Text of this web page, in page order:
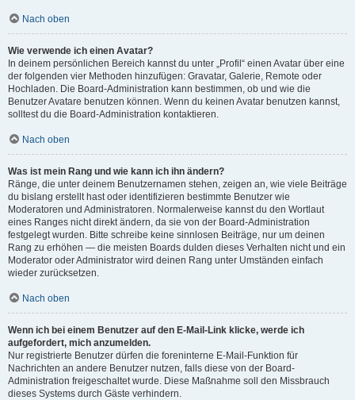
Nach oben
Wie verwende ich einen Avatar?
In deinem persönlichen Bereich kannst du unter „Profil“ einen Avatar über eine
der folgenden vier Methoden hinzufügen: Gravatar, Galerie, Remote oder
Hochladen. Die Board-Administration kann bestimmen, ob und wie die
Benutzer Avatare benutzen können. Wenn du keinen Avatar benutzen kannst,
solltest du die Board-Administration kontaktieren.
Nach oben
Was ist mein Rang und wie kann ich ihn ändern?
Ränge, die unter deinem Benutzernamen stehen, zeigen an, wie viele Beiträge
du bislang erstellt hast oder identifizieren bestimmte Benutzer wie
Moderatoren und Administratoren. Normalerweise kannst du den Wortlaut
eines Ranges nicht direkt ändern, da sie von der Board-Administration
festgelegt wurden. Bitte schreibe keine sinnlosen Beiträge, nur um deinen
Rang zu erhöhen — die meisten Boards dulden dieses Verhalten nicht und ein
Moderator oder Administrator wird deinen Rang unter Umständen einfach
wieder zurücksetzen.
Nach oben
Wenn ich bei einem Benutzer auf den E-Mail-Link klicke, werde ich
aufgefordert, mich anzumelden.
Nur registrierte Benutzer dürfen die foreninterne E-Mail-Funktion für
Nachrichten an andere Benutzer nutzen, falls diese von der Board-
Administration freigeschaltet wurde. Diese Maßnahme soll den Missbrauch
dieses Systems durch Gäste verhindern.